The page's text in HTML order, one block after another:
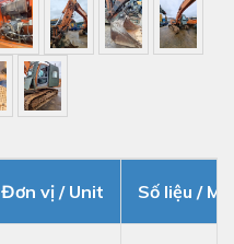
Đơn vị / Unit Số liệu /